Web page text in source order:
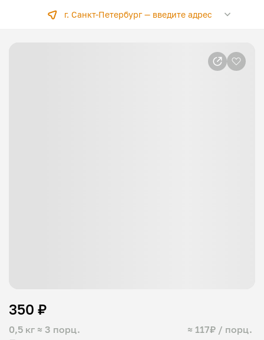
г. Санкт-Петербург —введите адрес
0,5 кг ≈ 3 порц. ≈ 117₽ / порц.
350 ₽